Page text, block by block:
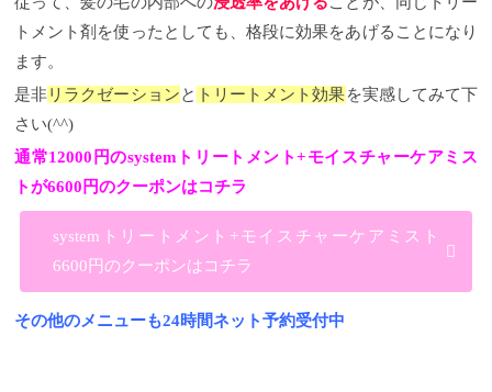
トメント剤を使ったとしても、格段に効果をあげることになり
ます。
是非リラクゼーションと トリートメント効果を実感してみて下
さい(^^)
通常12000円のsystemトリートメント+モイスチャーケアミス
トが6600円のクーポンはコチラ
systemトリートメント+モイスチャーケアミスト
6600円のクーポンはコチラ
その他のメニューも24時間ネット予約受付中